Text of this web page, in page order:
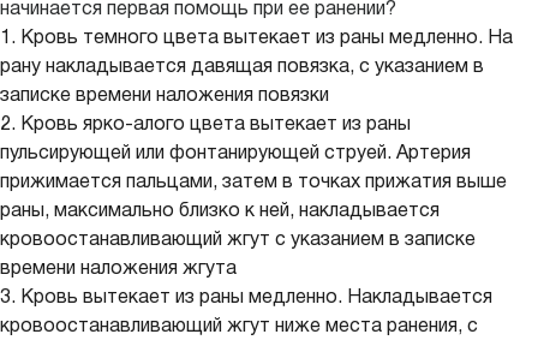
начинается первая помощь при ее ранении?
1. Кровь темного цвета вытекает из раны медленно. На
рану накладывается давящая повязка, с указанием в
записке времени наложения повязки
2. Кровь ярко-алого цвета вытекает из раны
пульсирующей или фонтанирующей струей. Артерия
прижимается пальцами, затем в точках прижатия выше
раны, максимально близко к ней, накладывается
кровоостанавливающий жгут с указанием в записке
времени наложения жгута
3. Кровь вытекает из раны медленно. Накладывается
кровоостанавливающий жгут ниже места ранения, с